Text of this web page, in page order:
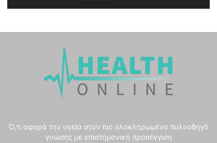
Ό,τι αφορά την υγεία στον πιο ολοκληρωμένο πολυοδηγό
γνώσης με επιστημονική προσέγγιση